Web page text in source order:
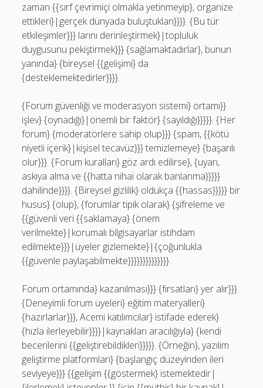
zaman {{sırf çevrimiçi olmakla yetinmeyip}, organize
ettikleri}|gerçek dünyada buluştukları}}}}. {Bu tür
etkileşimler}}} larını derinleştirmek}|topluluk
duygusunu pekiştirmek}}} {sağlamaktadırlar}, bunun
yanında} {bireysel {{gelişimi} da
{desteklemektedirler}}}}.
{Forum güvenliği ve moderasyon sistemi} ortamı}}
işlev} {oynadığı}|önemli bir faktör} {sayıldığı}}}}}. {Her
forum} {moderatörlere sahip olup}}} {spam, {{kötü
niyetli içerik}|kişisel tecavüz}}} temizlemeye} {başarılı
olur}}}. {Forum kuralları} göz ardı edilirse}, {uyarı,
askıya alma ve {{hatta nihai olarak banlanma}}}}}
dahilinde}}}}. {Bireysel gizlilik} oldukça {{hassas}}}}} bir
husus} {olup}, {forumlar tipik olarak} {şifreleme ve
{{güvenli veri {{saklamaya} {önem
verilmekte}|korumalı bilgisayarlar istihdam
edilmekte}}}|üyeler gizlemekte}|{çoğunlukla
{{güvenle paylaşabilmekte}}}}}}}}}}}}}}.
Forum ortamında} kazanılması}}} {fırsatları} yer alır}}}.
{Deneyimli forum üyeleri} eğitim materyalleri}
{hazırlarlar}}}, Acemi katılımcılar} istifade ederek}
{hızla ilerleyebilir}}}}|kaynakları aracılığıyla} {kendi
becerilerini {{geliştirebildikleri}}}}}. {Örneğin}, yazılım
geliştirme platformları} {başlangıç düzeyinden ileri
seviyeye}}} {{gelişim {{göstermek} istemektedir|